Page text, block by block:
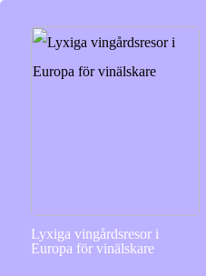
Lyxiga vingårdsresor i
Europa för vinälskare